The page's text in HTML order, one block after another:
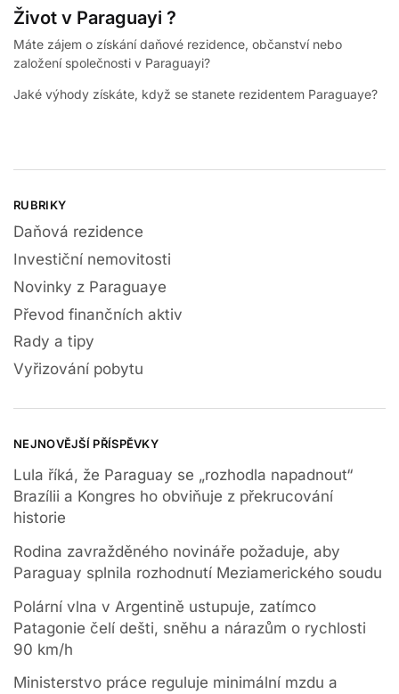
Život v Paraguayi ?
Máte zájem o získání daňové rezidence, občanství nebo
založení společnosti v Paraguayi?
Jaké výhody získáte, když se stanete rezidentem Paraguaye?
RUBRIKY
Daňová rezidence
Investiční nemovitosti
Novinky z Paraguaye
Převod finančních aktiv
Rady a tipy
Vyřizování pobytu
NEJNOVĚJŠÍ PŘÍSPĚVKY
Lula říká, že Paraguay se „rozhodla napadnout“
Brazílii a Kongres ho obviňuje z překrucování
historie
Rodina zavražděného novináře požaduje, aby
Paraguay splnila rozhodnutí Meziamerického soudu
Polární vlna v Argentině ustupuje, zatímco
Patagonie čelí dešti, sněhu a nárazům o rychlosti
90 km/h
Ministerstvo práce reguluje minimální mzdu a